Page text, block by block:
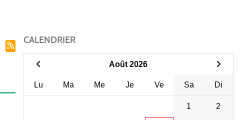
CALENDRIER
Août 2026
Lu Ma Me Je Ve Sa Di
1 2